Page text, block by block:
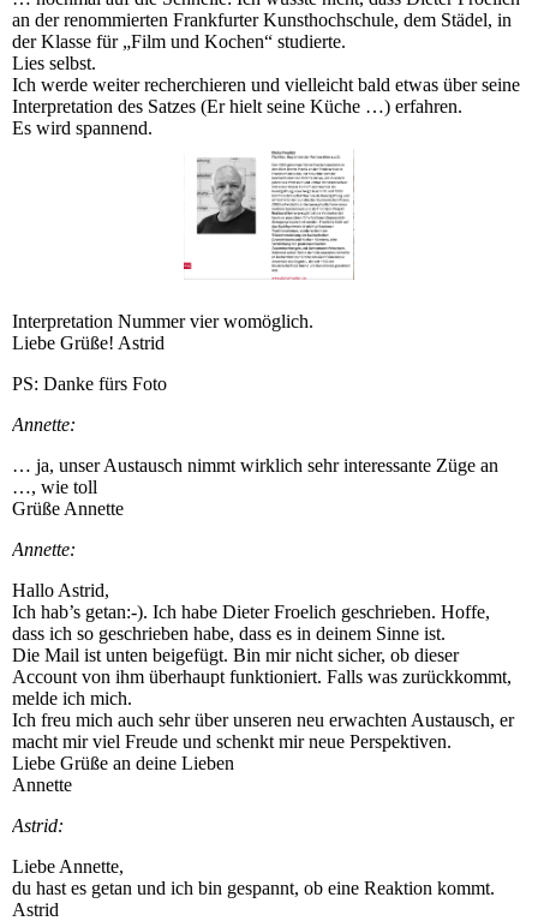
an der renommierten Frankfurter Kunsthochschule, dem Städel, in
der Klasse für „Film und Kochen“ studierte.
Lies selbst.
Ich werde weiter recherchieren und vielleicht bald etwas über seine
Interpretation des Satzes (Er hielt seine Küche …) erfahren.
Es wird spannend.
Interpretation Nummer vier womöglich.
Liebe Grüße! Astrid
PS: Danke fürs Foto
Annette:
… ja, unser Austausch nimmt wirklich sehr interessante Züge an
…, wie toll
Grüße Annette
Annette:
Hallo Astrid,
Ich hab’s getan:-). Ich habe Dieter Froelich geschrieben. Hoffe,
dass ich so geschrieben habe, dass es in deinem Sinne ist.
Die Mail ist unten beigefügt. Bin mir nicht sicher, ob dieser
Account von ihm überhaupt funktioniert. Falls was zurückkommt,
melde ich mich.
Ich freu mich auch sehr über unseren neu erwachten Austausch, er
macht mir viel Freude und schenkt mir neue Perspektiven.
Liebe Grüße an deine Lieben
Annette
Astrid:
Liebe Annette,
du hast es getan und ich bin gespannt, ob eine Reaktion kommt.
Astrid